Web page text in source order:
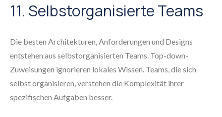
11. Selbstorganisierte Teams
Die besten Architekturen, Anforderungen und Designs
entstehen aus selbstorganisierten Teams. Top-down-
Zuweisungen ignorieren lokales Wissen. Teams, die sich
selbst organisieren, verstehen die Komplexität ihrer
spezifischen Aufgaben besser.